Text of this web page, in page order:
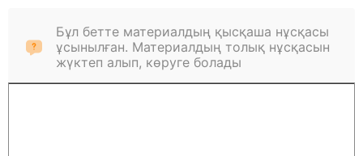
Бұл бетте материалдың қысқаша нұсқасы
ұсынылған. Материалдың толық нұсқасын
жүктеп алып, көруге болады